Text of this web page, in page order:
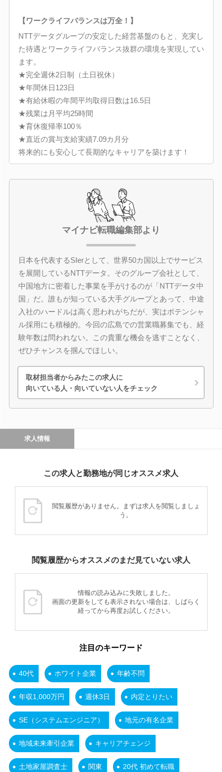
【ワークライフバランスは万全！】
NTTデータグループの安定した経営基盤のもと、充実し
た待遇とワークライフバランス抜群の環境を実現してい
ます。
★完全週休2日制（土日祝休）
★年間休日123日
★有給休暇の年間平均取得日数は16.5日
★残業は月平均25時間
★育休復帰率100％
★直近の賞与支給実績7.09カ月分
将来的にも安心して長期的なキャリアを築けます！
マイナビ転職編集部より
日本を代表するSIerとして、世界50カ国以上でサービス
を展開しているNTTデータ。そのグループ会社として、
中国地方に密着した事業を手がけるのが「NTTデータ中
国」だ。誰もが知っている大手グループとあって、中途
入社のハードルは高く思われがちだが、実はポテンシャ
ル採用にも積極的。今回の広島での営業職募集でも、経
験年数は問われない。この貴重な機会を逃すことなく、
ぜひチャンスを掴んでほしい。
取材担当者からみたこの求人に
向いている人・向いていない人をチェック
求人情報
この求人と勤務地が同じオススメ求人
閲覧履歴がありません。まずは求人を閲覧しましょ
う。
閲覧履歴からオススメのまだ見ていない求人
情報の読み込みに失敗しました。
画面の更新をしても表示されない場合は、しばらく
経ってから再度お試しください。
注目のキーワード
40代 ホワイト企業 年齢不問
年収1,000万円 週休3日 内定とりたい
SE（システムエンジニア） 地元の有名企業
地域未来牽引企業 キャリアチェンジ
土地家屋調査士 関東 20代 初めて転職